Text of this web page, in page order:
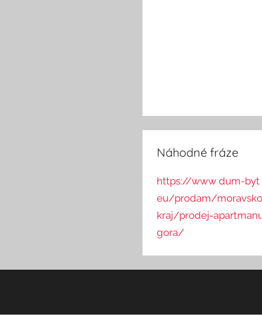
Náhodné fráze
https://www dum-byt
eu/prodam/
kraj/prodej-
gora/